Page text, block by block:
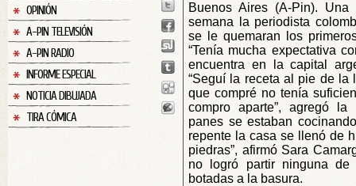
OPINIÓN
A-PIN TELEVISIÓN
A-PIN RADIO
INFORME ESPECIAL
NOTICIA DIBUJADA
TIRA CÓMICA
Buenos Aires (A-Pin).
semana la periodista
se le quemaran los
“Tenía mucha expectativa
encuentra en la capital
“Seguí la receta al pie de la
que compré no tenía
compro aparte”, agregó
panes se estaban
repente la casa se llenó de
piedras”, afirmó Sara
no logró partir ninguna
botadas a la basura.